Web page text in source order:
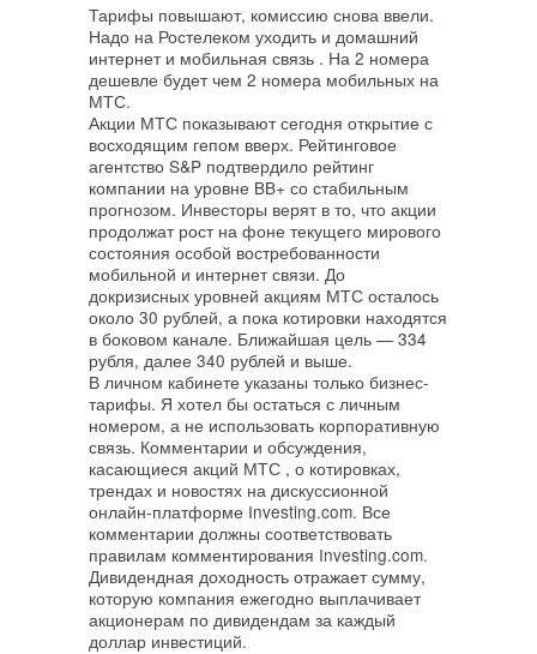
Тарифы повышают, комиссию снова ввели.
Надо на Ростелеком уходить и домашний
интернет и мобильная связь . На 2 номера
дешевле будет чем 2 номера мобильных на
МТС.
Акции МТС показывают сегодня открытие с
восходящим гепом вверх. Рейтинговое
агентство S&P подтвердило рейтинг
компании на уровне BB+ со стабильным
прогнозом. Инвесторы верят в то, что акции
продолжат рост на фоне текущего мирового
состояния особой востребованности
мобильной и интернет связи. До
докризисных уровней акциям МТС осталось
около 30 рублей, а пока котировки находятся
в боковом канале. Ближайшая цель — 334
рубля, далее 340 рублей и выше.
В личном кабинете указаны только бизнес-
тарифы. Я хотел бы остаться с личным
номером, а не использовать корпоративную
связь. Комментарии и обсуждения,
касающиеся акций МТС , о котировках,
трендах и новостях на дискуссионной
онлайн-платформе Investing.com. Все
комментарии должны соответствовать
правилам комментирования Investing.com.
Дивидендная доходность отражает сумму,
которую компания ежегодно выплачивает
акционерам по дивидендам за каждый
доллар инвестиций.